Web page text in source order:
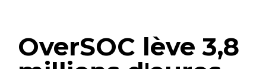
OverSOC lève 3,8